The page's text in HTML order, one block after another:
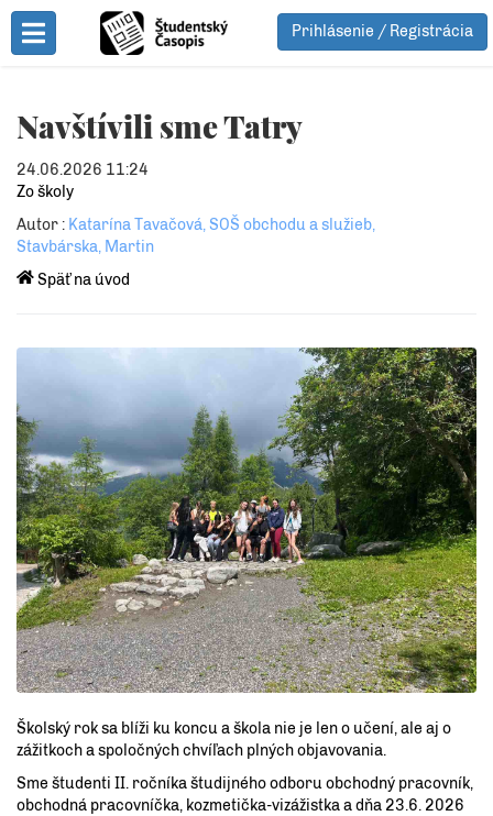
Toggle Menu
Prihlásenie / Registrácia
Navštívili sme Tatry
24.06.2026 11:24
Zo školy
Autor : Katarína Tavačová, SOŠ obchodu a služieb,
Stavbárska, Martin
Späť na úvod
Školský rok sa blíži ku koncu a škola nie je len o učení, ale aj o
zážitkoch a spoločných chvíľach plných objavovania.
Sme študenti II. ročníka študijného odboru obchodný pracovník,
obchodná pracovníčka, kozmetička-vizážistka a dňa 23.6. 2026